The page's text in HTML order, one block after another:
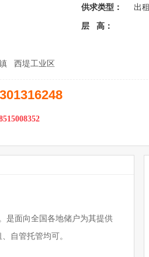
供求类型： 出租
层 高：
西堤工业区
是面向全国各地储户为其提供
自管托管均可。